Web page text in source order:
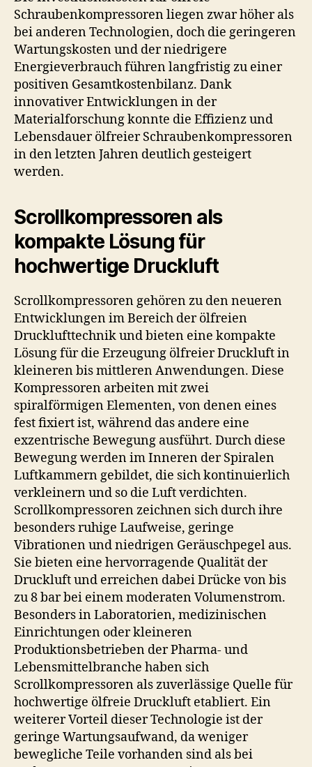
Schraubenkompressoren liegen zwar höher als
bei anderen Technologien, doch die geringeren
Wartungskosten und der niedrigere
Energieverbrauch führen langfristig zu einer
positiven Gesamtkostenbilanz. Dank
innovativer Entwicklungen in der
Materialforschung konnte die Effizienz und
Lebensdauer ölfreier Schraubenkompressoren
in den letzten Jahren deutlich gesteigert
werden.
Scrollkompressoren als
kompakte Lösung für
hochwertige Druckluft
Scrollkompressoren gehören zu den neueren
Entwicklungen im Bereich der ölfreien
Drucklufttechnik und bieten eine kompakte
Lösung für die Erzeugung ölfreier Druckluft in
kleineren bis mittleren Anwendungen. Diese
Kompressoren arbeiten mit zwei
spiralförmigen Elementen, von denen eines
fest fixiert ist, während das andere eine
exzentrische Bewegung ausführt. Durch diese
Bewegung werden im Inneren der Spiralen
Luftkammern gebildet, die sich kontinuierlich
verkleinern und so die Luft verdichten.
Scrollkompressoren zeichnen sich durch ihre
besonders ruhige Laufweise, geringe
Vibrationen und niedrigen Geräuschpegel aus.
Sie bieten eine hervorragende Qualität der
Druckluft und erreichen dabei Drücke von bis
zu 8 bar bei einem moderaten Volumenstrom.
Besonders in Laboratorien, medizinischen
Einrichtungen oder kleineren
Produktionsbetrieben der Pharma- und
Lebensmittelbranche haben sich
Scrollkompressoren als zuverlässige Quelle für
hochwertige ölfreie Druckluft etabliert. Ein
weiterer Vorteil dieser Technologie ist der
geringe Wartungsaufwand, da weniger
bewegliche Teile vorhanden sind als bei